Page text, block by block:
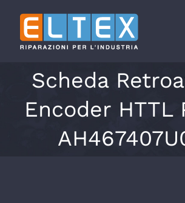
contenuto
Scheda
Encoder HTTL